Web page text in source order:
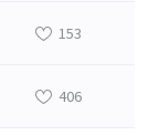
153
406